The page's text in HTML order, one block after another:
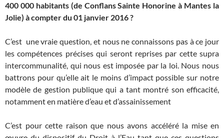
400 000 habitants (de Conflans Sainte Honorine à Mantes la
Jolie) à compter du 01 janvier 2016 ?
C’est une vraie question, et nous ne connaissons pas à ce jour
les compétences précises qui seront reprises par cette supra
intercommunalité, qui nous est imposée par la loi. Nous nous
battrons pour qu’elle ait le moins d’impact possible sur notre
modèle de gestion publique qui a tant montré son efficacité,
notamment en matière d’eau et d’assainissement
C’est pour cette raison que nous avons accéléré la mise en